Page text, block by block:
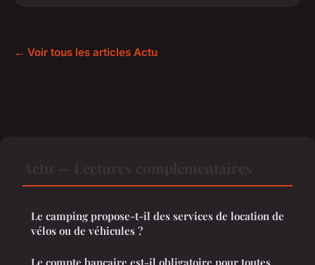
← Voir tous les articles Actu
Le camping propose-t-il des services de location de
vélos ou de véhicules ?
Le compte bancaire est-il obligatoire pour toutes